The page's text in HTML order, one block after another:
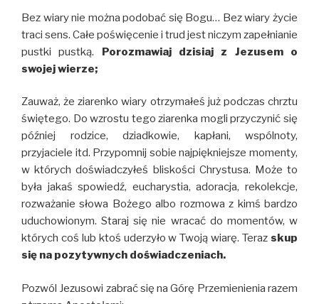
Bez wiary nie można podobać się Bogu… Bez wiary życie
traci sens. Całe poświęcenie i trud jest niczym zapełnianie
pustki pustką. Porozmawiaj dzisiaj z Jezusem o
swojej wierze;
Zauważ, że ziarenko wiary otrzymałeś już podczas chrztu
świętego. Do wzrostu tego ziarenka mogli przyczynić się
później rodzice, dziadkowie, kapłani, wspólnoty,
przyjaciele itd. Przypomnij sobie najpiękniejsze momenty,
w których doświadczyłeś bliskości Chrystusa. Może to
była jakaś spowiedź, eucharystia, adoracja, rekolekcje,
rozważanie słowa Bożego albo rozmowa z kimś bardzo
uduchowionym. Staraj się nie wracać do momentów, w
których coś lub ktoś uderzyło w Twoją wiarę. Teraz skup
się na pozytywnych doświadczeniach.
Pozwól Jezusowi zabrać się na Górę Przemienienia razem